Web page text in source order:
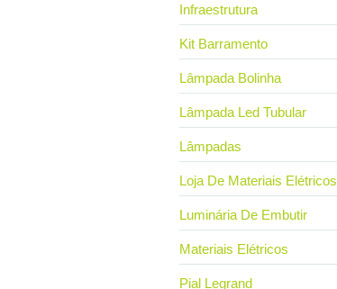
Infraestrutura
Kit Barramento
Lâmpada Bolinha
Lâmpada Led Tubular
Lâmpadas
Loja De Materiais Elétricos
Luminária De Embutir
Materiais Elétricos
Pial Legrand